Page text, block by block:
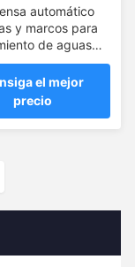
automático
y marcos para
de aguas
ETP
el mejor
precio